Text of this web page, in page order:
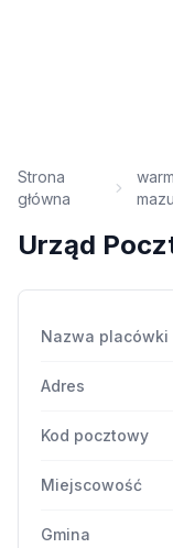
Strona
główna
Urząd
Nazwa placówki
Adres
Kod pocztowy
Miejscowość
Gmina